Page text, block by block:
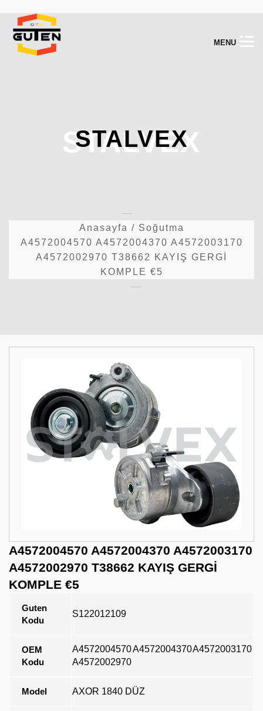
M ENU
STALVEX
STALVEX
Anasayfa / Soğutma
A4572004570 A4572004370 A4572003170
A4572002970 T38662 KAYIŞ GERGİ
KOMPLE €5
A4572004570 A4572004370 A4572003170
A4572002970 T38662 KAYIŞ GERGİ
KOMPLE €5
Guten
Kodu
S122012109
OEM
Kodu
A4572004570A4572004370A4572003170
A4572002970
Model AXOR 1840 DÜZ